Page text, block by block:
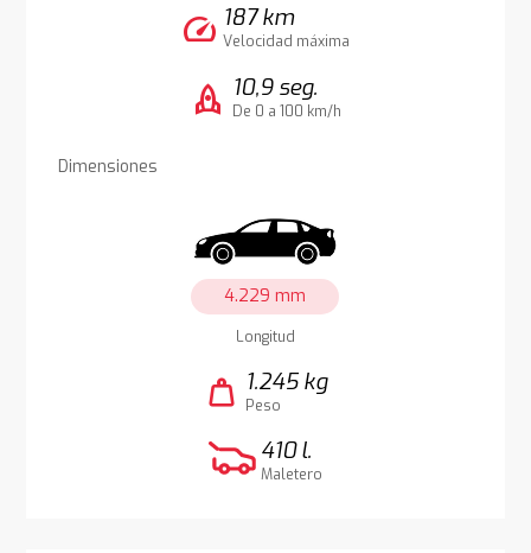
speed 187 km
Velocidad máxima
rocket 10,9 seg.
De 0 a 100 km/h
Dimensiones
4.229 mm
Longitud
weight 1.245 kg
Peso
410 l.
Maletero